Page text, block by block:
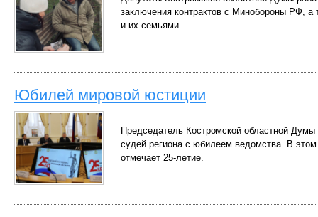
заключения контрактов с Минобороны РФ,
и их семьями.
Юбилей мировой юстиции
Председатель Костромской областной
судей региона с юбилеем ведомства. В
отмечает 25-летие.